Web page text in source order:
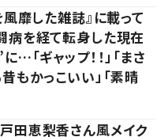
靡した雑誌』に載って
病を経て転身した現在
「ギャップ！！」「まさ
もかっこいい」「素晴
田恵梨香さん風メイク